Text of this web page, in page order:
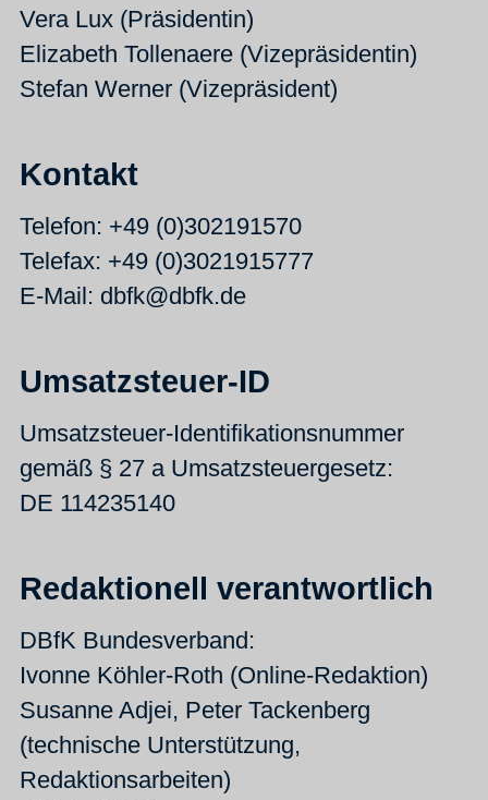
Vera Lux (Präsidentin)
Elizabeth Tollenaere (Vizepräsidentin)
Stefan Werner (Vizepräsident)
Kontakt
Telefon: +49 (0)302191570
Telefax: +49 (0)3021915777
E-Mail: dbfk@dbfk.de
Umsatzsteuer-ID
Umsatzsteuer-Identifikationsnummer
gemäß § 27 a Umsatzsteuergesetz:
DE 114235140
Redaktionell verantwortlich
DBfK Bundesverband:
Ivonne Köhler-Roth (Online-Redaktion)
Susanne Adjei, Peter Tackenberg
(technische Unterstützung,
Redaktionsarbeiten)